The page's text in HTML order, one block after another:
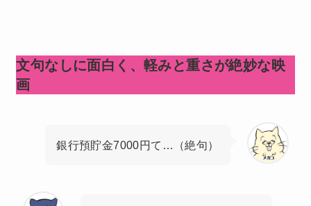
文句なしに面白く、軽みと重さが絶妙な映
画
銀行預貯金7000円て…（絶句）